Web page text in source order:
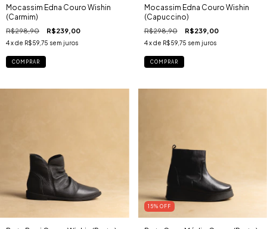
Mocassim Edna Couro Wishin
(Carmim)
R$298,90 R$239,00
4x de R$59,75 sem juros
COMPRAR
Mocassim Edna Couro Wishin
(Capuccino)
R$298,90 R$239,00
4 x de R$59,75 sem juros
COMPRAR
15% OFF